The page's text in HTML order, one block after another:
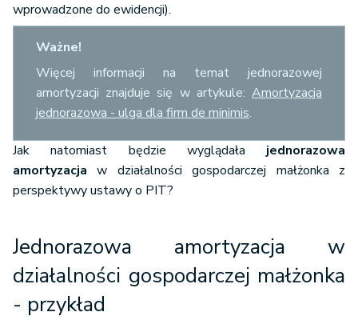
wprowadzone do ewidencji).
Ważne!
Więcej informacji na temat jednorazowej
amortyzacji znajduje się w artykule: Amortyzacja
jednorazowa - ulga dla firm de minimis.
Jak natomiast będzie wyglądała jednorazowa
amortyzacjaw działalności gospodarczej małżonka z
perspektywy ustawy o PIT?
Jednorazowa amortyzacja w
działalności gospodarczej małżonka
- przykład